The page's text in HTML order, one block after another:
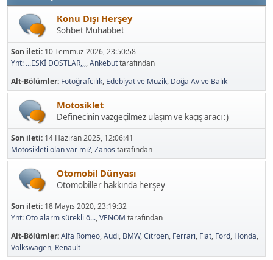
Konu Dışı Herşey
Sohbet Muhabbet
Son ileti: 10 Temmuz 2026, 23:50:58
Ynt: ...ESKİ DOSTLAR,,,,Ankebuttarafından
Alt-Bölümler Fotoğrafcılık Edebiyat ve Müzik Doğa Av ve Balık
Motosiklet
Definecinin vazgeçilmez ulaşım ve kaçış aracı :)
Son ileti: 14 Haziran 2025, 12:06:41
Motosikleti olan var mı?,Zanos tarafından
Otomobil Dünyası
Otomobiller hakkında herşey
Son ileti: 18 Mayıs 2020, 23:19:32
Ynt: Oto alarm sürekli ö...,VENOM tarafından
Alt-Bölümler Alfa Romeo Audi BMW Citroen Ferrari Fiat Ford Honda
Volkswagen Renault